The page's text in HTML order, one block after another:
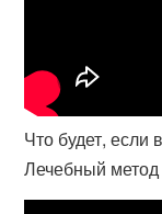
Что будет,
Лечебный